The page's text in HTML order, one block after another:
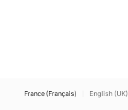
France (Français) English (UK)